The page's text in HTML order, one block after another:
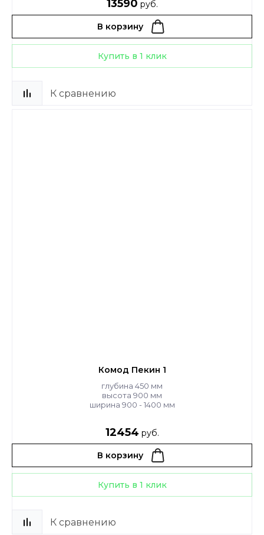
13590 руб.
В корзину
Купить в 1 клик
К сравнению
Комод Пекин 1
глубина 450 мм
высота 900 мм
ширина 900 - 1400 мм
12454 руб.
В корзину
Купить в 1 клик
К сравнению